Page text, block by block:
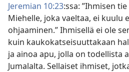
Jeremian 10:23:ssa: ”Ihmisen
Miehelle, joka vaeltaa, ei kuulu
ohjaaminen.” Ihmisellä ei ole
kuin kaukokatseisuuttakaan
ja ainoa apu, jolla on todellista
Jumalalta. Sellaiset ihmiset,